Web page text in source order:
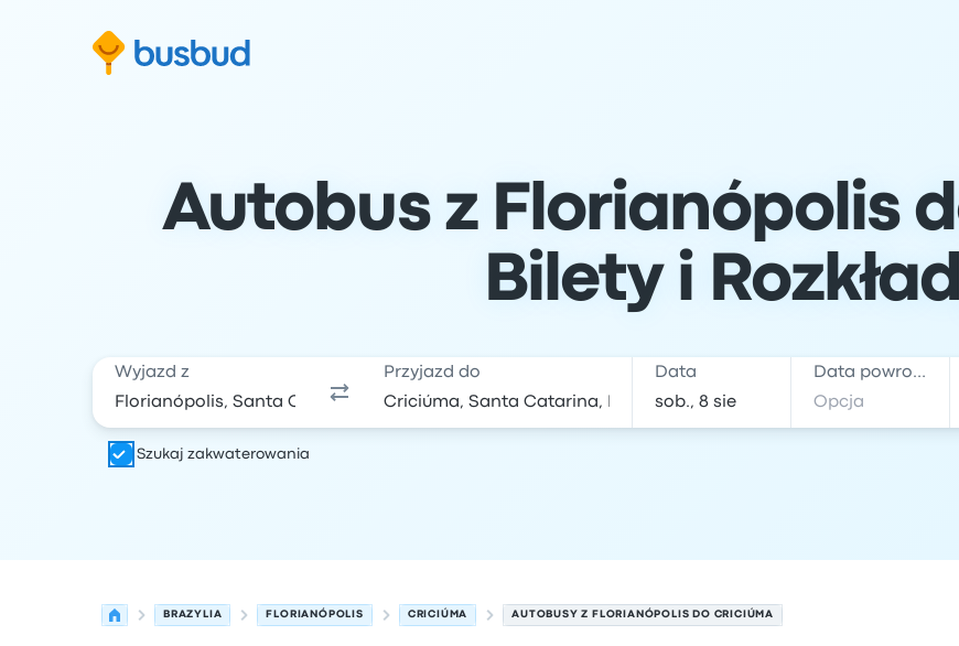
do formularza wyszukiwania
Przejdź do treści
Przejdź do stopki
Autobus z Florianópolis
Bilety i
Wyjazd z Przyjazd do Data Data powrotu
Szukaj zakwaterowania
BRAZYLIA FLORIANÓPOLIS CRICIÚMA AUTOBUSY Z FLORIANÓPOLIS DO CRICIÚMA